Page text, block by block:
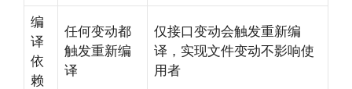
编
译
依
赖
任何变动都
触发重新编
译
仅接口变动会触发重新编
译，实现文件变动不影响使
用者